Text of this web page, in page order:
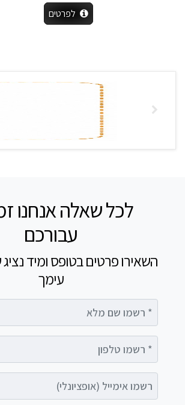
לפרטים
לכל שאלה אנחנו
עבורכם
השאירו פרטים בטופס ומיד
עימך